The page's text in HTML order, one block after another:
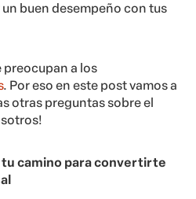
buen desempeño con tus
preocupan a los
. Por eso en este post vamos a
otras preguntas sobre el
tu camino para convertirte